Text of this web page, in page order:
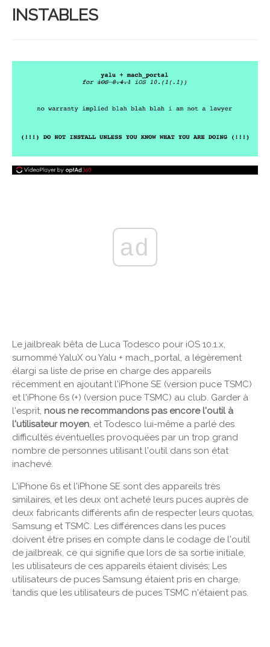
INSTABLES
ad
Le jailbreak bêta de Luca Todesco pour iOS 10.1.x,
surnommé YaluX ou Yalu + mach_portal, a légèrement
élargi sa liste de prise en charge des appareils
récemment en ajoutant l'iPhone SE (version puce TSMC)
et l'iPhone 6s (+) (version puce TSMC) au club. Garder à
l'esprit, nous ne recommandons pas encore l'outil à
l'utilisateur moyen, et Todesco lui-même a parlé des
difficultés éventuelles provoquées par un trop grand
nombre de personnes utilisant l'outil dans son état
inachevé.
L'iPhone 6s et l'iPhone SE sont des appareils très
similaires, et les deux ont acheté leurs puces auprès de
deux fabricants différents afin de respecter leurs quotas,
Samsung et TSMC. Les différences dans les puces
doivent être prises en compte dans le codage de l'outil
de jailbreak, ce qui signifie que lors de sa sortie initiale,
les utilisateurs de ces appareils étaient divisés; Les
utilisateurs de puces Samsung étaient pris en charge,
tandis que les utilisateurs de puces TSMC n'étaient pas.